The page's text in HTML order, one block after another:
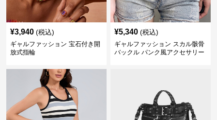
¥3,940 (税込)
ギャルファッション 宝石付き開
放式指輪
¥5,340 (税込)
ギャルファッション スカル骸骨
バックル パンク風アクセサリー